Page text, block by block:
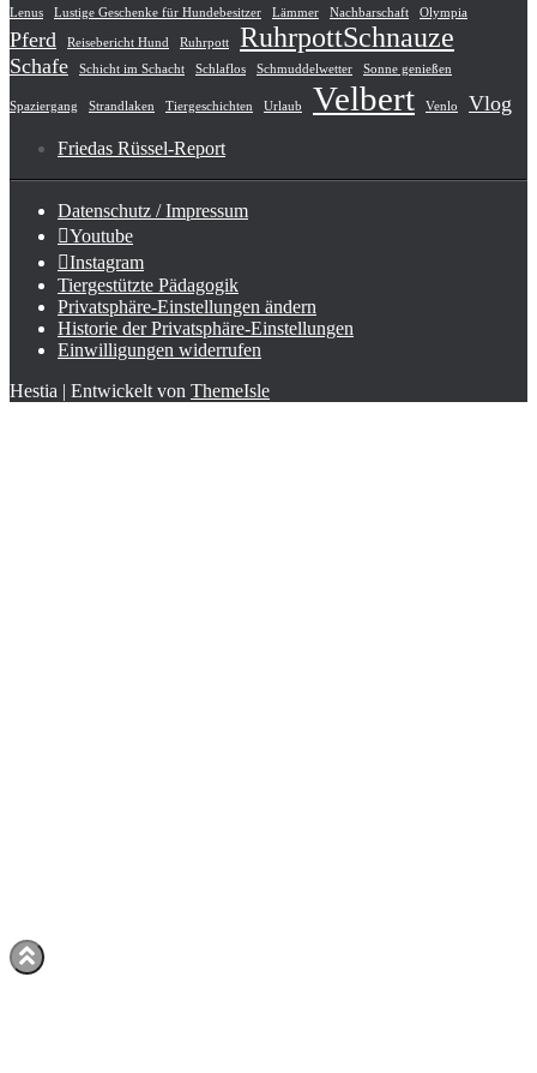
Lenus
Lustige Geschenke für Hundebesitzer Lämmer Nachbarschaft Olympia
Pferd Reisebericht Hund Ruhrpott RuhrpottSchnauze
Schafe Schicht im Schacht Schlaflos Schmuddelwetter Sonne genießen
Spaziergang Strandlaken Tiergeschichten Urlaub Velbert Venlo Vlog
Friedas Rüssel-Report
Datenschutz / Impressum
Youtube
Instagram
Tiergestützte Pädagogik
Privatsphäre-Einstellungen ändern
Historie der Privatsphäre-Einstellungen
Einwilligungen widerrufen
Hestia | Entwickelt von ThemeIsle